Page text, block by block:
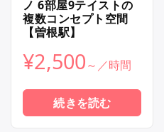
ノ 6部屋9テイストの
複数コンセプト空間
【曽根駅】
¥2,500
続きを読む